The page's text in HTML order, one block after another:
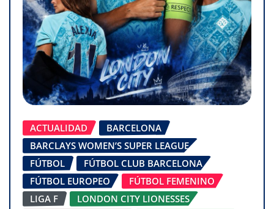
ACTUALIDAD
BARCELONA
BARCLAYS WOMEN’S SUPER LEAGUE
FÚTBOL
FÚTBOL CLUB BARCELONA
FÚTBOL EUROPEO
FÚTBOL FEMENINO
LIGA F
LONDON CITY LIONESSES